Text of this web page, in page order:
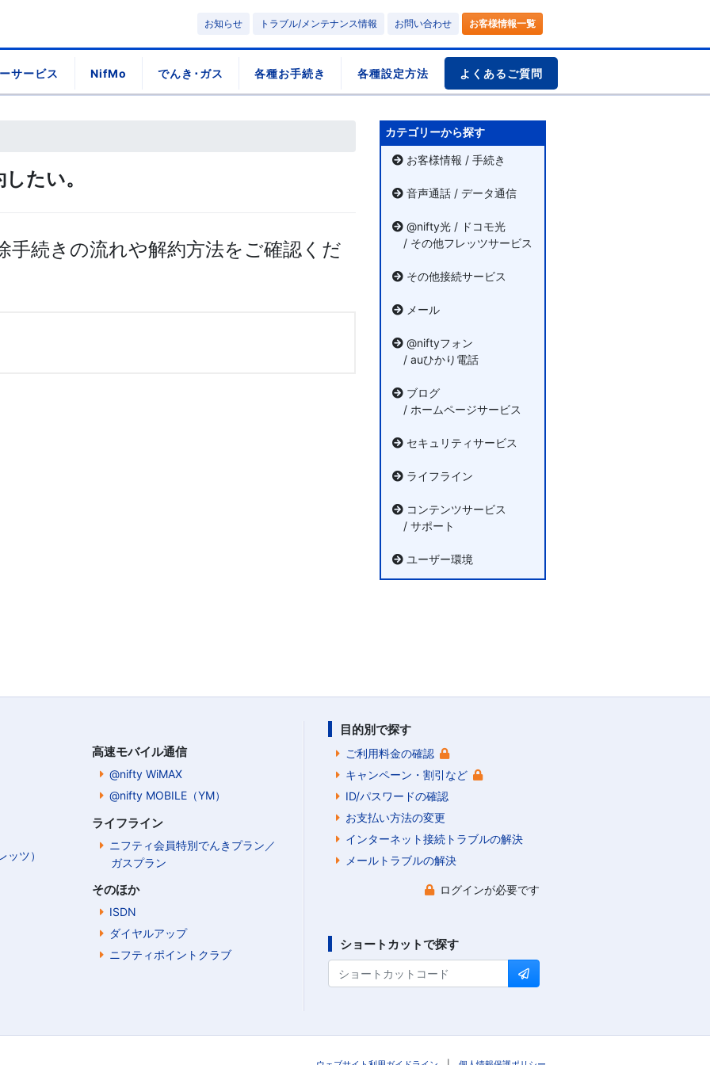
お知らせ トラブル/メンテナンス情報 お問い合わせ お客様情報一覧
サービス NifMo でんき･ガス 各種お手続き 各種設定方法 よくあるご質問
たい。
手続きの流れや解約方法をご確認くだ
カテゴリーから探す
お客様情報 / 手続き
音声通話 / データ通信
@nifty光 / ドコモ光
/ その他フレッツサービス
その他接続サービス
メール
@niftyフォン
/ auひかり電話
ブログ
/ ホームページサービス
セキュリティサービス
ライフライン
コンテンツサービス
/ サポート
ユーザー環境
ツ）
高速モバイル通信
@nifty WiMAX
@nifty MOBILE（YM）
ライフライン
ニフティ会員特別でんきプラン／
ガスプラン
そのほか
ISDN
ダイヤルアップ
ニフティポイントクラブ
目的別で探す
ご利用料金の確認
キャンペーン・割引など
ID/パスワードの確認
お支払い方法の変更
インターネット接続トラブルの解決
メールトラブルの解決
ログインが必要です
ショートカットで探す